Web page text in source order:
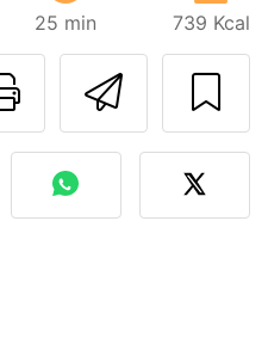
25 min 739 Kcal
Imprimer
une
photo de